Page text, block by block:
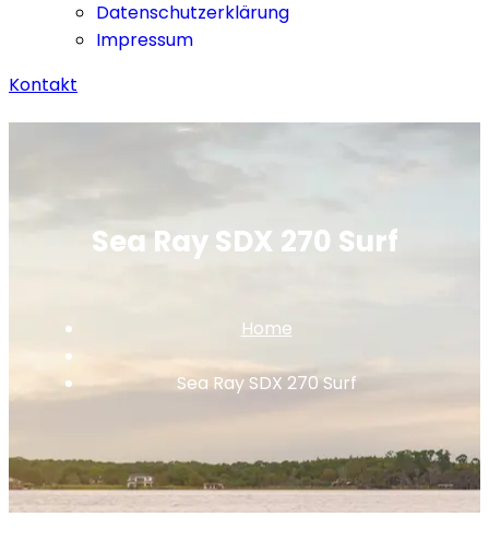
Datenschutzerklärung
Impressum
Kontakt
Sea Ray SDX 270 Surf
Home
Sea Ray SDX 270 Surf